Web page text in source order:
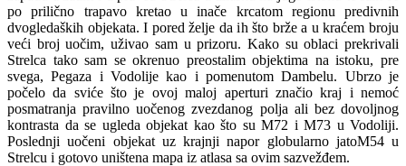
po prilično trapavo kretao u inače krcatom regionu predivnih
dvogledaških objekata. I pored želje da ih što brže a u kraćem broju
veći broj uočim, uživao sam u prizoru. Kako su oblaci prekrivali
Strelca tako sam se okrenuo preostalim objektima na istoku, pre
svega, Pegaza i Vodolije kao i pomenutom Dambelu. Ubrzo je
počelo da sviće što je ovoj maloj aperturi značio kraj i nemoć
posmatranja pravilno uočenog zvezdanog polja ali bez dovoljnog
kontrasta da se ugleda objekat kao što su M72 i M73 u Vodoliji.
Poslednji uočeni objekat uz krajnji napor globularno jatoM54 u
Strelcu i gotovo uništena mapa iz atlasa sa ovim sazvežđem.